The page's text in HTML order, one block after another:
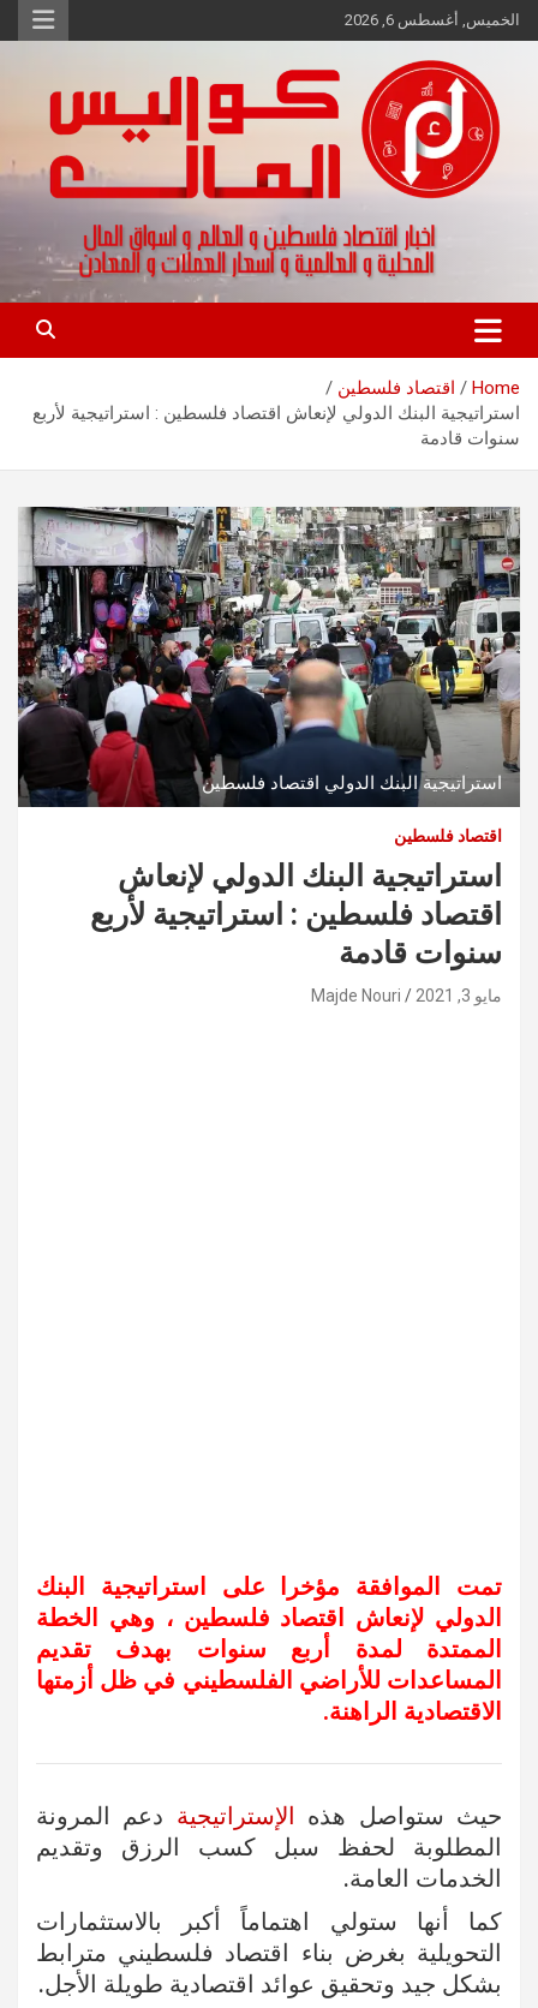
Skip
to
الخميس, أغسطس 6, 2026
كواليس المال
اخبار اقتصاد فلسطين و العالم و تقارير اسواق المال و العملات
Home
اقتصاد فلسطين
استراتيجية البنك الدولي لإنعاش اقتصاد فلسطين : استراتيجية لأربع
سنوات قادمة
استراتيجية البنك الدولي اقتصاد فلسطين
اقتصاد فلسطين
استراتيجية البنك الدولي لإنعاش
اقتصاد فلسطين : استراتيجية لأربع
سنوات قادمة
مايو 3, 2021 Majde Nouri
تمت الموافقة مؤخرا على استراتيجية البنك
الدولي لإنعاش اقتصاد فلسطين ، وهي الخطة
الممتدة لمدة أربع سنوات بهدف تقديم
المساعدات للأراضي الفلسطيني في ظل أزمتها
الاقتصادية الراهنة.
حيث ستواصل هذه الإستراتيجية دعم المرونة
المطلوبة لحفظ سبل كسب الرزق وتقديم
الخدمات العامة.
كما أنها ستولي اهتماماً أكبر بالاستثمارات
التحويلية بغرض بناء اقتصاد فلسطيني مترابط
بشكل جيد وتحقيق عوائد اقتصادية طويلة الأجل.